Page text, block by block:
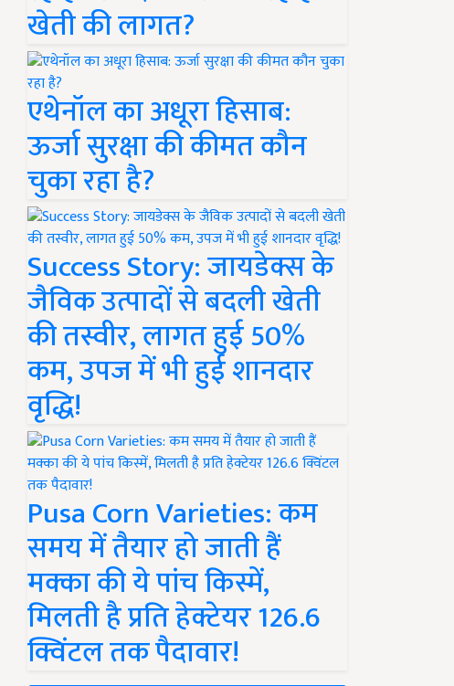
खेती की लागत?
एथेनॉल का अधूरा हिसाब:
ऊर्जा सुरक्षा की कीमत कौन
चुका रहा है?
Success Story: जायडेक्स के
जैविक उत्पादों से बदली खेती
की तस्वीर, लागत हुई 50%
कम, उपज में भी हुई शानदार
वृद्धि!
Pusa Corn Varieties: कम
समय में तैयार हो जाती हैं
मक्का की ये पांच किस्में,
मिलती है प्रति हेक्टेयर 126.6
क्विंटल तक पैदावार!